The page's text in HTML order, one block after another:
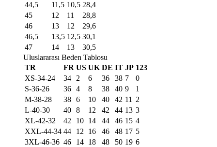
44,5
11,5 10,5 28,4
45
12 11
28,8
46
13 12
29,6
46,5
13,5 12,5 30,1
47
14 13
30,5
Uluslararası Beden Tablosu
TR
FR US UK DE IT JP 123
XS-34-24
34 2 6 36 38 7
0
S-36-26
36 4 8 38 40 9
1
M-38-28
38 6 10 40 42 11
2
L-40-30
40 8 12 42 44 13 3
XL-42-32
42 10 14 44 46 15 4
XXL-44-34 44 12 16 46 48 17 5
3XL-46-36 46 14 18 48 50 19 6